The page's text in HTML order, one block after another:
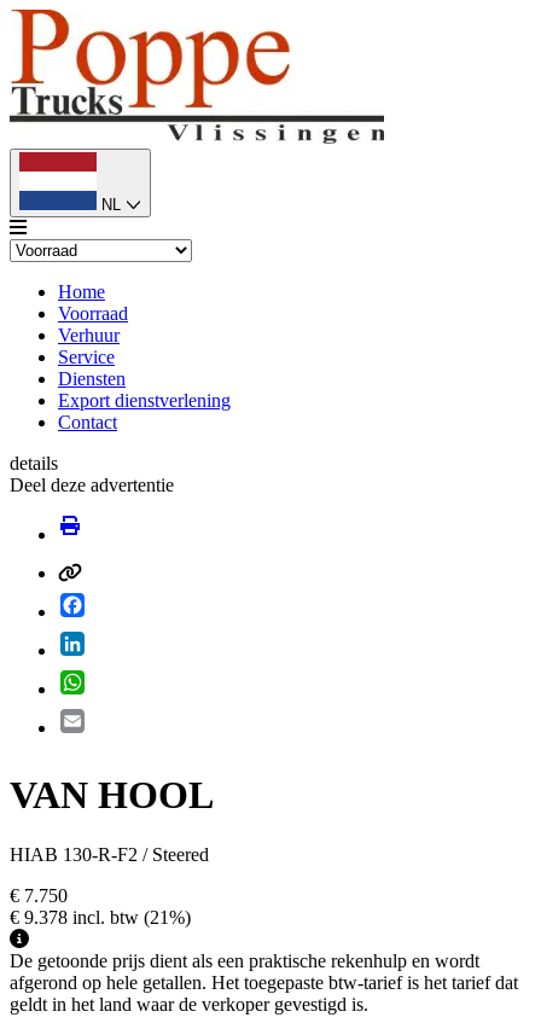
NL
Home
Voorraad
Verhuur
Service
Diensten
Export dienstverlening
Contact
details
Deel deze advertentie
VAN HOOL
HIAB 130-R-F2 / Steered
€ 7.750
€ 9.378 incl. btw (21%)
De getoonde prijs dient als een praktische rekenhulp en wordt
afgerond op hele getallen. Het toegepaste btw-tarief is het tarief dat
geldt in het land waar de verkoper gevestigd is.